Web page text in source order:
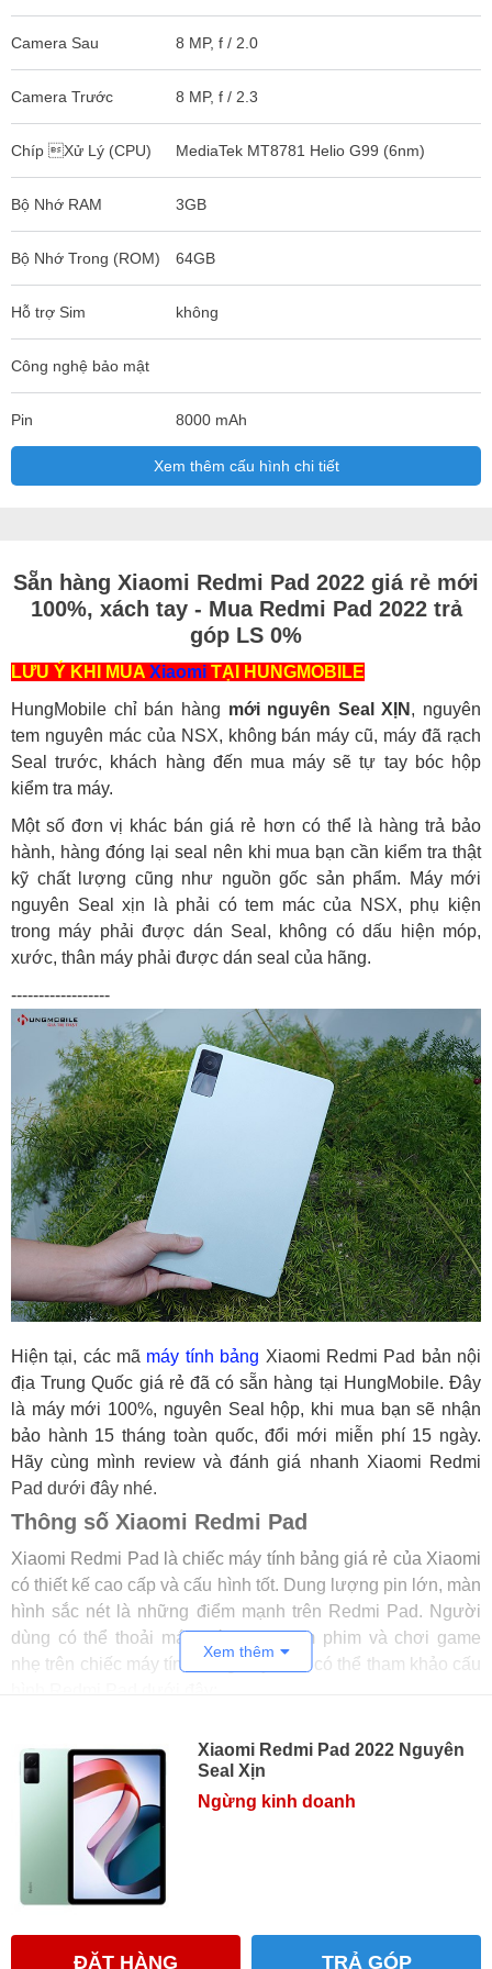
Camera Sau 8 MP, f / 2.0
Camera Trước 8 MP, f / 2.3
Chíp Xử Lý (CPU) MediaTek MT8781 Helio G99 (6nm)
Bộ Nhớ RAM 3GB
Bộ Nhớ Trong (ROM) 64GB
Hỗ trợ Sim không
Công nghệ bảo mật
Pin 8000 mAh
Xem thêm cấu hình chi tiết
Sẵn hàng Xiaomi Redmi Pad 2022 giá rẻ mới
100%, xách tay - Mua Redmi Pad 2022 trả
góp LS 0%
LƯU Ý KHI MUA Xiaomi TẠI HUNGMOBILE
HungMobile chỉ bán hàng mới nguyên Seal XỊN , nguyên
tem nguyên mác của NSX, không bán máy cũ, máy đã rạch
Seal trước, khách hàng đến mua máy sẽ tự tay bóc hộp
kiểm tra máy.
Một số đơn vị khác bán giá rẻ hơn có thể là hàng trả bảo
hành, hàng đóng lại seal nên khi mua bạn cần kiểm tra thật
kỹ chất lượng cũng như nguồn gốc sản phẩm. Máy mới
nguyên Seal xịn là phải có tem mác của NSX, phụ kiện
trong máy phải được dán Seal, không có dấu hiện móp,
xước, thân máy phải được dán seal của hãng.
------------------
Hiện tại, các mã máy tính bảng Xiaomi Redmi Pad bản nội
địa Trung Quốc giá rẻ đã có sẵn hàng tại HungMobile. Đây
là máy mới 100%, nguyên Seal hộp, khi mua bạn sẽ nhận
bảo hành 15 tháng toàn quốc, đổi mới miễn phí 15 ngày.
Hãy cùng mình review và đánh giá nhanh Xiaomi Redmi
Pad dưới đây nhé.
Thông số Xiaomi Redmi Pad
Xiaomi Redmi Pad là chiếc máy tính bảng giá rẻ của Xiaomi
có thiết kế cao cấp và cấu hình tốt. Dung lượng pin lớn, màn
hình sắc nét là những điểm mạnh trên Redmi Pad. Người
dùng có thể thoải mái lướt web, xem phim và chơi game
nhẹ trên chiếc máy tính bảng này. Bạn có thể tham khảo cấu
Màn hình: 10.61 inches,IPS LCD, màu 1B,90Hz, 400
nits
Độ phân giải: 1200 x 2000 pixel
Bộ xử lý: Mediatek MT8781 Helio G99 ( 6nm )
RAM/ROM: RAM 3 GB 64 GB, RAM 4 GB 128 GB,
RAM 6 GB 128 GB
Camera sau: 8 MP, f / 2.0, ( rộng ), AF
Xem thêm
Xiaomi Redmi Pad 2022 Nguyên
Seal Xịn
Ngừng kinh doanh
ĐẶT HÀNG TRẢ GÓP